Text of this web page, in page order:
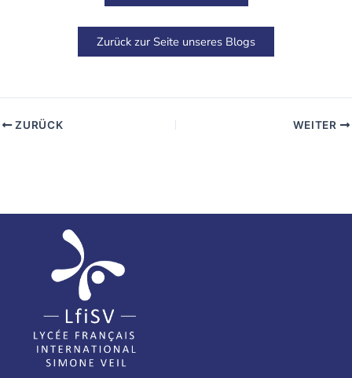
Zurück zur Seite unseres Blogs
ZURÜCK WEITER